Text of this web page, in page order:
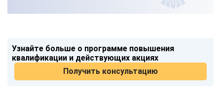
Узнайте больше о программе повышения
квалификации и действующих акциях
Получить консультацию